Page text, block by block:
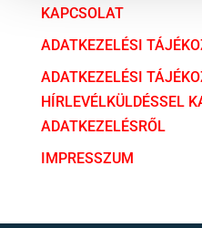
KAPCSOLAT
ADATKEZELÉSI
ADATKEZELÉSI
HÍRLEVÉLKÜLDÉSSEL
ADATKEZELÉSRŐL
IMPRESSZUM